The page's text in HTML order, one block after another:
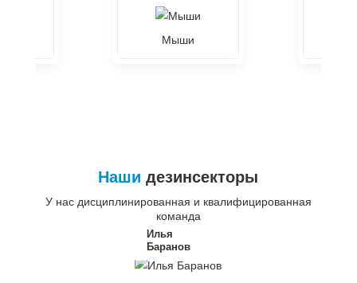
Мыши
Наши дезинсекторы
У нас дисциплинированная и квалифицированная
команда
Илья
Баранов